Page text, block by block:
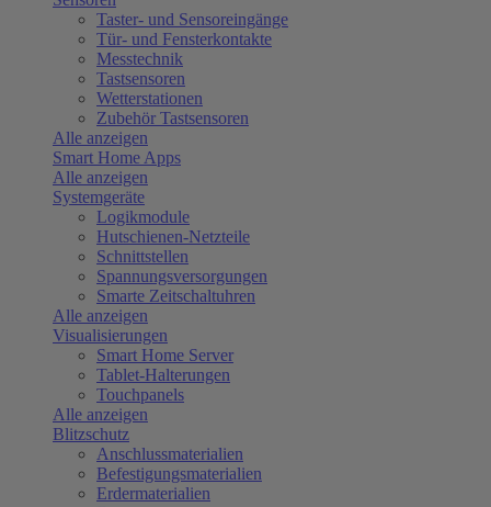
Taster- und Sensoreingänge
Tür- und Fensterkontakte
Messtechnik
Tastsensoren
Wetterstationen
Zubehör Tastsensoren
Alle anzeigen
Smart Home Apps
Alle anzeigen
Systemgeräte
Logikmodule
Hutschienen-Netzteile
Schnittstellen
Spannungsversorgungen
Smarte Zeitschaltuhren
Alle anzeigen
Visualisierungen
Smart Home Server
Tablet-Halterungen
Touchpanels
Alle anzeigen
Blitzschutz
Anschlussmaterialien
Befestigungsmaterialien
Erdermaterialien